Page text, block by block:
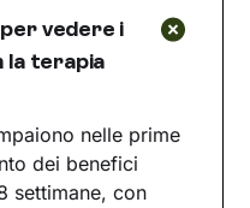
vedere i
la terapia
nelle prime
dei benefici
settimane, con